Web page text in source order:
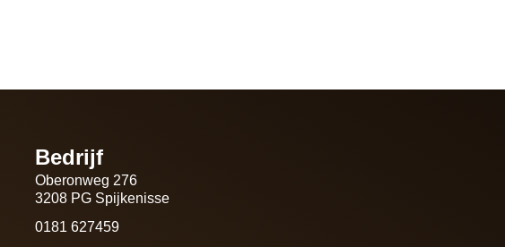
Bedrijf
Oberonweg 276
3208 PG Spijkenisse
0181 627459